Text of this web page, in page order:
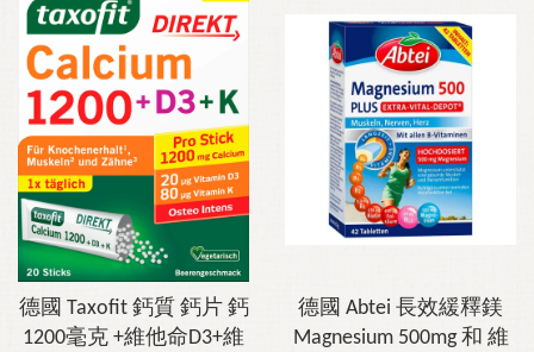
德國 Taxofit 鈣質 鈣片 鈣
1200毫克 +維他命D3+維
德國 Abtei 長效緩釋鎂
Magnesium 500mg 和 維